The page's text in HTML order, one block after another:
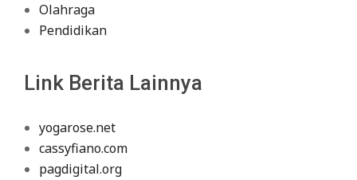
Olahraga
Pendidikan
Link Berita Lainnya
yogarose.net
cassyfiano.com
pagdigital.org